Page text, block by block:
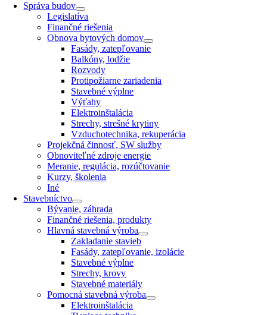
Správa budov
Legislatíva
Finančné riešenia
Obnova bytových domov
Fasády, zatepľovanie
Balkóny, lodžie
Rozvody
Protipožiarne zariadenia
Stavebné výplne
Výťahy
Elektroinštalácia
Strechy, strešné krytiny
Vzduchotechnika, rekuperácia
Projekčná činnosť, SW služby
Obnoviteľné zdroje energie
Meranie, regulácia, rozúčtovanie
Kurzy, školenia
Iné
Stavebníctvo
Bývanie, záhrada
Finančné riešenia, produkty
Hlavná stavebná výroba
Zakladanie stavieb
Fasády, zatepľovanie, izolácie
Stavebné výplne
Strechy, krovy
Stavebné materiály
Pomocná stavebná výroba
Elektroinštalácia